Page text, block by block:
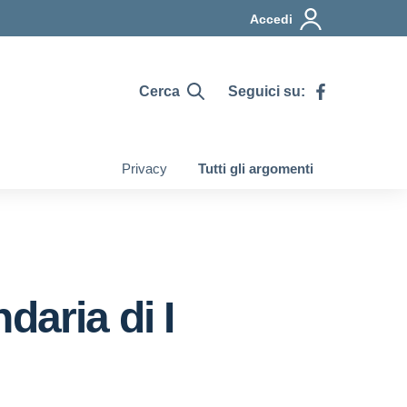
Accedi
Cerca Seguici su:
Privacy Tutti gli argomenti
di I